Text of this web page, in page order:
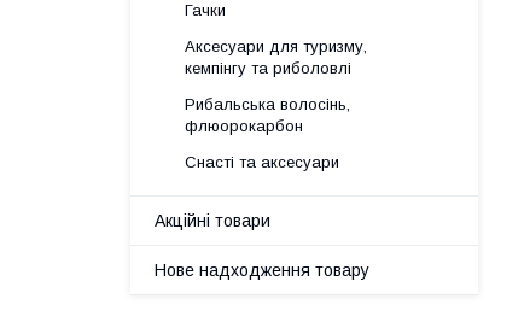
Гачки
Аксесуари для туризму,
кемпінгу та риболовлі
Рибальська волосінь,
флюорокарбон
Снасті та аксесуари
Акційні товари
Нове надходження товару